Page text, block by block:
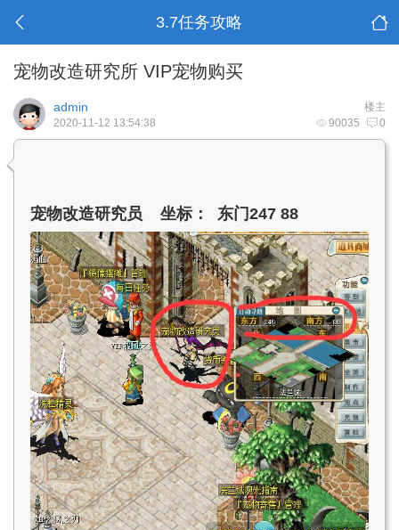
3.7任务攻略
宠物改造研究所 VIP宠物购买
楼主
admin
90035 0
2020-11-12 13:54:38
宠物改造研究员 坐标： 东门247 88